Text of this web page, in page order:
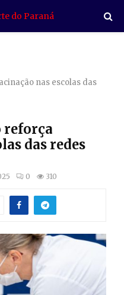
nas escolas das
reforça
das redes
0 310